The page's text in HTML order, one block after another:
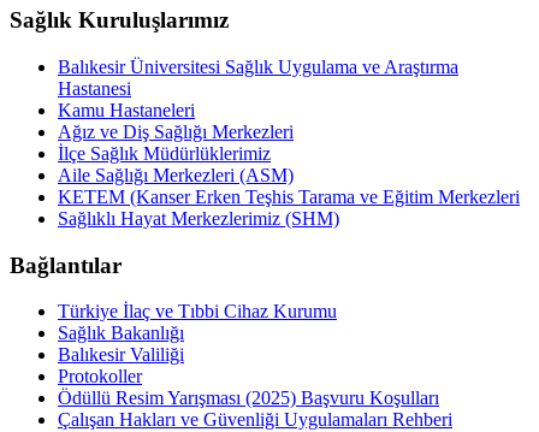
Sağlık Kuruluşlarımız
Balıkesir Üniversitesi Sağlık Uygulama ve Araştırma
Hastanesi
Kamu Hastaneleri
Ağız ve Diş Sağlığı Merkezleri
İlçe Sağlık Müdürlüklerimiz
Aile Sağlığı Merkezleri (ASM)
KETEM (Kanser Erken Teşhis Tarama ve Eğitim Merkezleri
Sağlıklı Hayat Merkezlerimiz (SHM)
Bağlantılar
Türkiye İlaç ve Tıbbi Cihaz Kurumu
Sağlık Bakanlığı
Balıkesir Valiliği
Protokoller
Ödüllü Resim Yarışması (2025) Başvuru Koşulları
Çalışan Hakları ve Güvenliği Uygulamaları Rehberi